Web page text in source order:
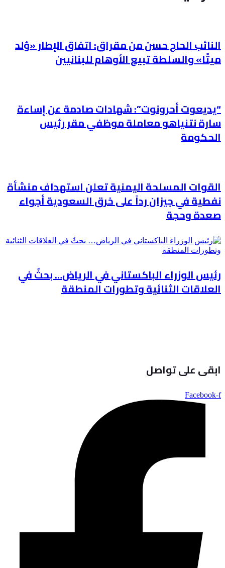
النائب الحاج حسن من مقراق: اتفاق الإطار «وُلد
ميتًا» والسلطة تبيع الأوهام للبنانيين
“يديعوت أحرونوت”: شهادات صادمة عن إساءة
سارة نتنياهو معاملة موظفي مقر رئيس
الحكومة
القوات المسلحة اليمنية تعلن استهداف منشأة
نفطية في جيزان رداً على خرق السعودية أجواء
صعدة وحجة
رئيس الوزراء الباكستاني في الرياض… بحثٌ في
العلاقات الثنائية وتطورات المنطقة
ابقى على تواصل
Facebook-f